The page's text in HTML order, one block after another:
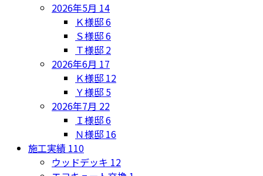
2026年5月 14
Ｋ様邸6
Ｓ様邸6
Ｔ様邸 2
2026年6月 17
Ｋ様邸 12
Ｙ様邸 5
2026年7月 22
Ｉ様邸6
Ｎ様邸 16
施工実績 110
ウッドデッキ 12